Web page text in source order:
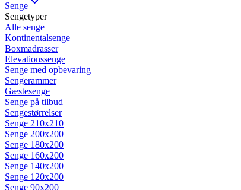
Senge
Sengetyper
Alle senge
Kontinentalsenge
Boxmadrasser
Elevationssenge
Senge med opbevaring
Sengerammer
Gæstesenge
Senge på tilbud
Sengestørrelser
Senge 210x210
Senge 200x200
Senge 180x200
Senge 160x200
Senge 140x200
Senge 120x200
Senge 90x200